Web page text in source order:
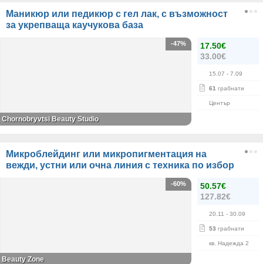
Маникюр или педикюр с гел лак, с възможност
за укрепваща каучукова база
17.50€
33.00€
15.07 - 7.09
61 грабнати
Център
-47%
Chornobryvtsi Beauty Studio
Микроблейдинг или микропигментация на
вежди, устни или очна линия с техника по избор
50.57€
127.82€
20.11 - 30.09
53 грабнати
кв. Надежда 2
-60%
Beauty Zone